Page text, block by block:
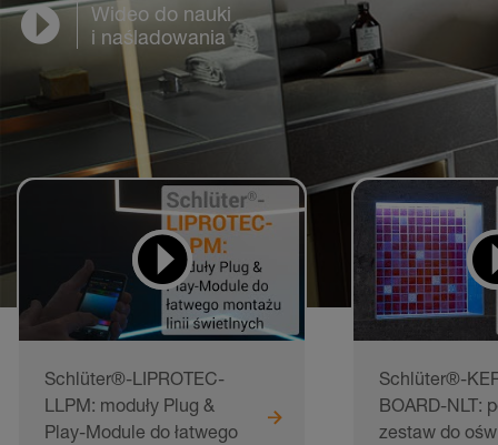
Wideo do nauki
i naśladowania
Schlüter®-LIPROTEC-
LLPM: moduły Plug &
Play-Module do łatwego
Schlüter®-
BOARD-NLT:
zestaw do